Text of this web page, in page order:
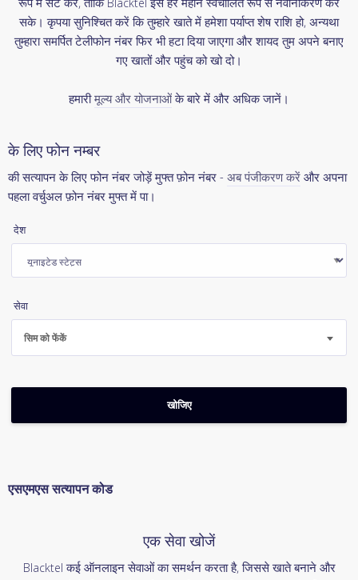
सके। कृपया सुनिश्चित करें कि तुम्हारे खाते में हमेशा पर्याप्त शेष राशि हो, अन्यथा
तुम्हारा समर्पित टेलीफोन नंबर फिर भी हटा दिया जाएगा और शायद तुम अपने बनाए
गए खातों और पहुंच को खो दो।
हमारीमूल्य और योजनाओंके बारे में और अधिक जानें।
के लिए फोन नम्बर
की सत्यापन के लिए फोन नंबर जोड़ें मुफ्त फ़ोन नंबर - अब पंजीकरण करें और अपना
पहला वर्चुअल फ़ोन नंबर मुफ्त में पा।
देश
सेवा
सिम को फेंकें
एसएमएस सत्यापन कोड
एक सेवा खोजें
Blacktel कई ऑनलाइन सेवाओं का समर्थन करता है, जिससे खाते बनाने और